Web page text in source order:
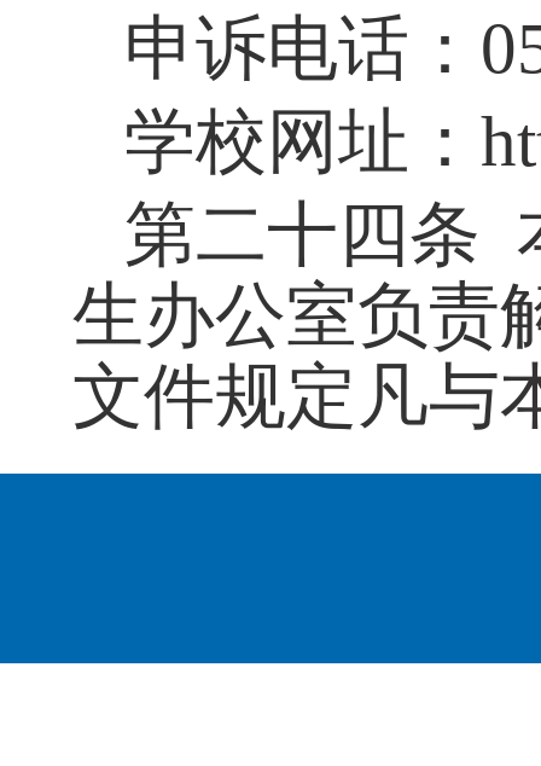
申诉电话：
学校网址：
第二十四条
生办公室负责
文件规定凡与